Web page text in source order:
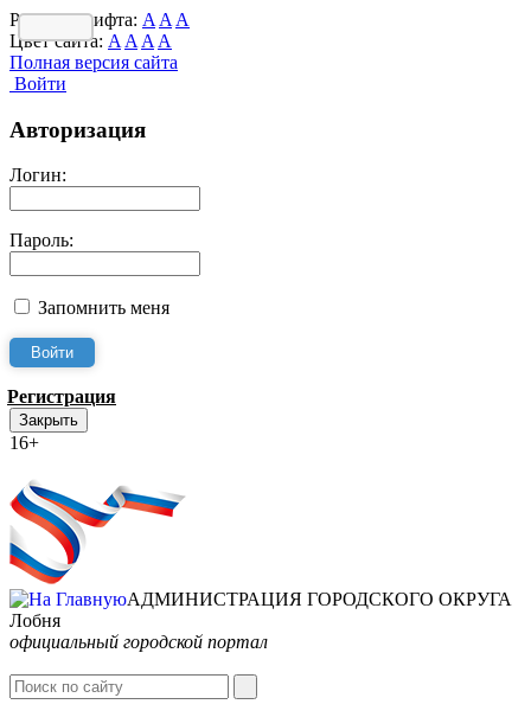
Размер шрифта: A A A
Цвет сайта: A A A A
Полная версия сайта
Войти
Авторизация
Логин:
Пароль:
Запомнить меня
Регистрация
Закрыть
16+
АДМИНИСТРАЦИЯ ГОРОДСКОГО ОКРУГА
Лобня
официальный городской портал